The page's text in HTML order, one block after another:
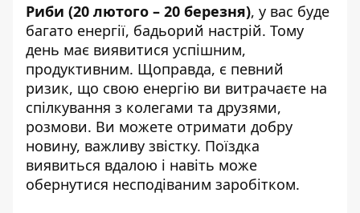
Риби (20 лютого – 20 березня), у вас буде
багато енергії, бадьорий настрій. Тому
день має виявитися успішним,
продуктивним. Щоправда, є певний
ризик, що свою енергію ви витрачаєте на
спілкування з колегами та друзями,
розмови. Ви можете отримати добру
новину, важливу звістку. Поїздка
виявиться вдалою і навіть може
обернутися несподіваним заробітком.